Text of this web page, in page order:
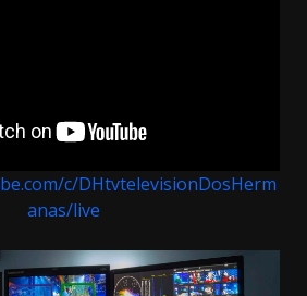
c/DHtvtelevisionDosHerm
anas/live